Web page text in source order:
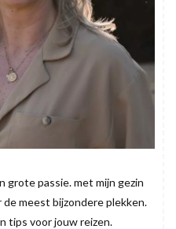
grote passie. met mijn gezin
de meest bijzondere plekken.
tips voor jouw reizen.